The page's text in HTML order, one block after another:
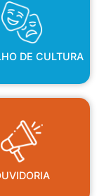
DE CULTURA
DE CULTURA
OUVIDORIA